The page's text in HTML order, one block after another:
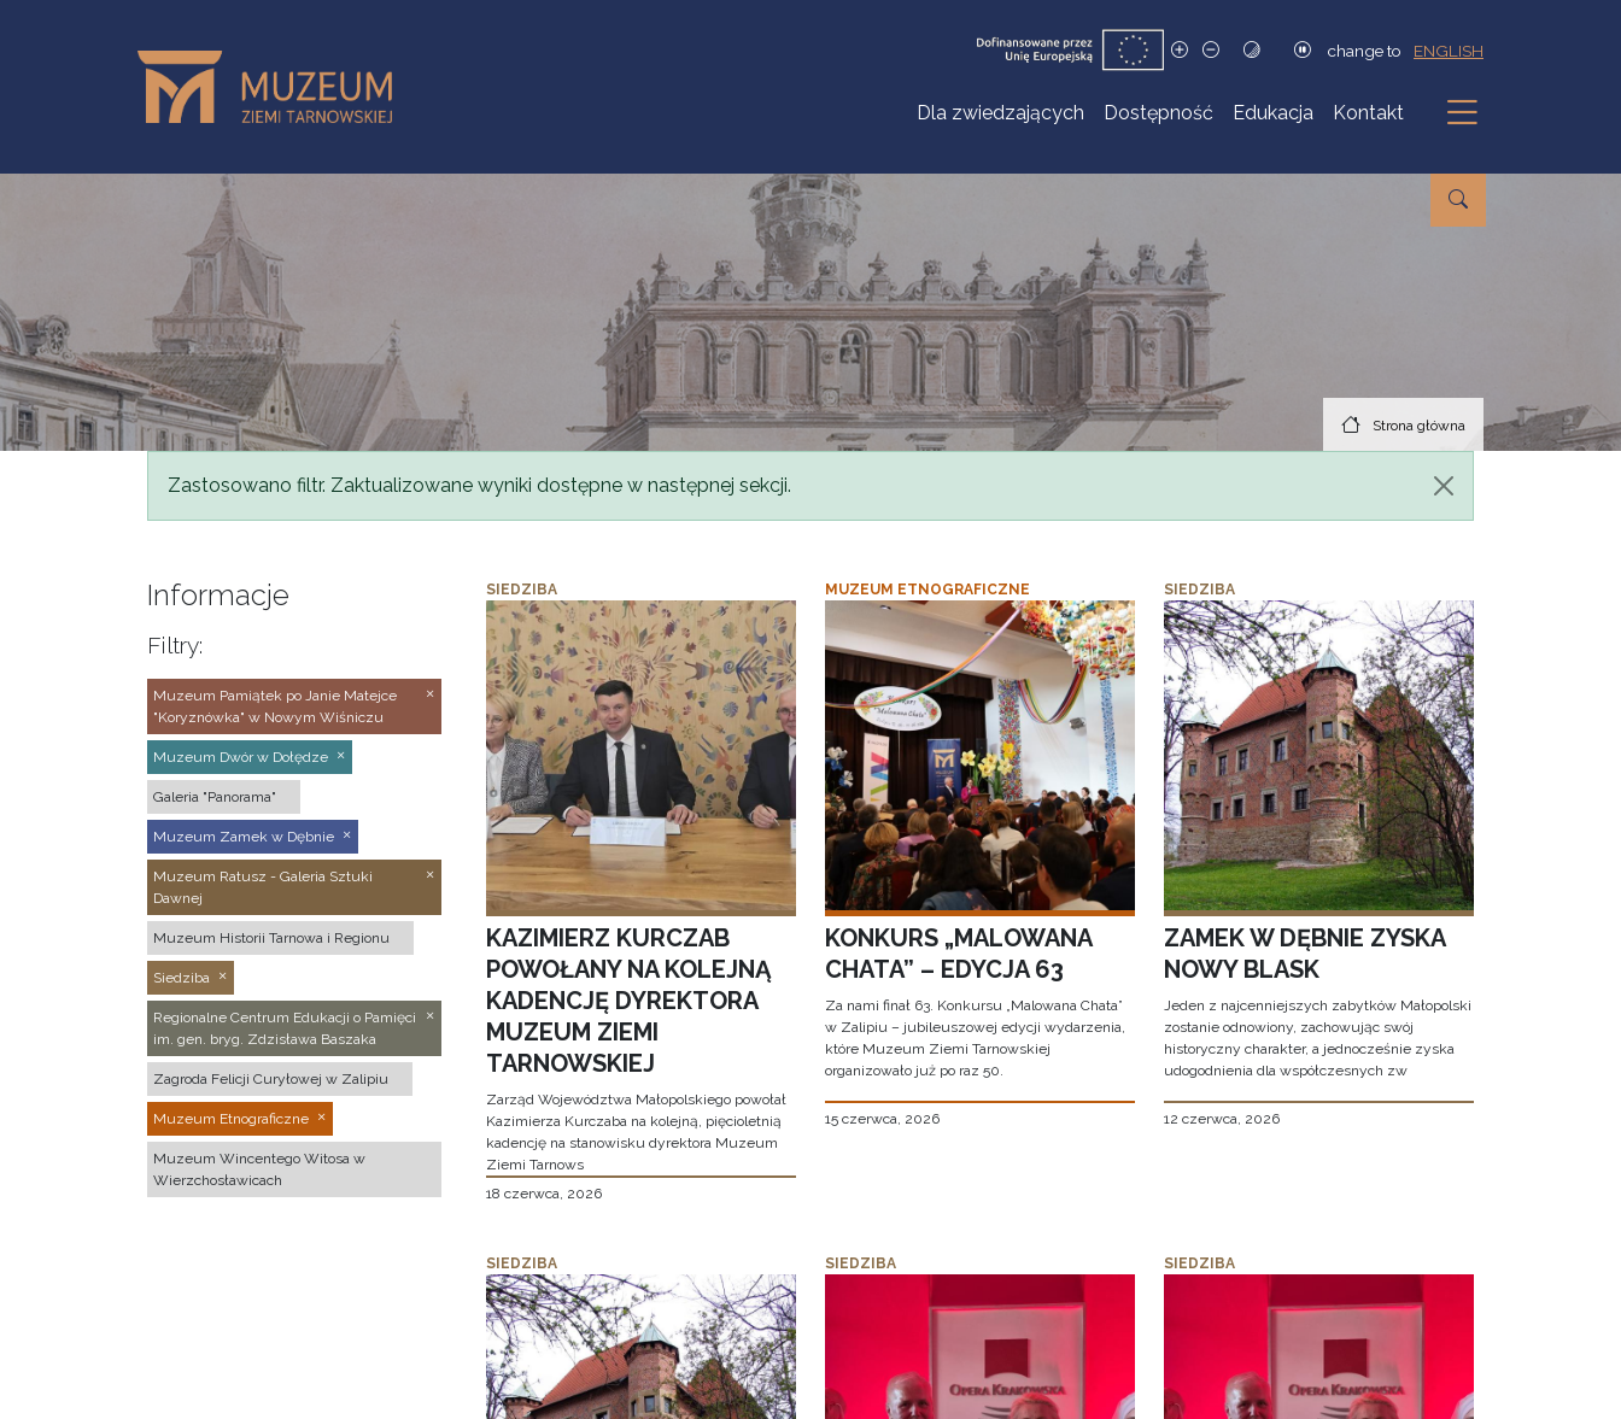
change to ENGLISH
Dla zwiedzających Dostępność Edukacja Kontakt
Podmenu
Strona główna
Komunikat
Zastosowano filtr. Zaktualizowane wyniki dostępne w następnej sekcji.
Informacje
Filtry:
Muzeum Pamiątek po Janie Matejce
"Koryznówka" w Nowym Wiśniczu
Muzeum Dwór w Dołędze
Galeria "Panorama"
Muzeum Zamek w Dębnie
Muzeum Ratusz - Galeria Sztuki
Dawnej
Muzeum Historii Tarnowa i Regionu
Siedziba
Regionalne Centrum Edukacji o Pamięci
im. gen. bryg. Zdzisława Baszaka
Zagroda Felicji Curyłowej w Zalipiu
Muzeum Etnograficzne
Muzeum Wincentego Witosa w
Wierzchosławicach
SIEDZIBA
KAZIMIERZ KURCZAB
POWOŁANY NA KOLEJNĄ
KADENCJĘ DYREKTORA
MUZEUM ZIEMI
TARNOWSKIEJ
Zarząd Województwa Małopolskiego powołał
Kazimierza Kurczaba na kolejną, pięcioletnią
kadencję na stanowisku dyrektora Muzeum
Ziemi Tarnows
18 czerwca, 2026
MUZEUM ETNOGRAFICZNE
KONKURS „MALOWANA
CHATA” – EDYCJA 63
Za nami finał 63. Konkursu „Malowana Chata”
w Zalipiu – jubileuszowej edycji wydarzenia,
które Muzeum Ziemi Tarnowskiej
organizowało już po raz 50.
15 czerwca, 2026
SIEDZIBA
ZAMEK W DĘBNIE ZYSKA
NOWY BLASK
Jeden z najcenniejszych zabytków Małopolski
zostanie odnowiony, zachowując swój
historyczny charakter, a jednocześnie zyska
udogodnienia dla współczesnych zw
12 czerwca, 2026
SIEDZIBA SIEDZIBA SIEDZIBA